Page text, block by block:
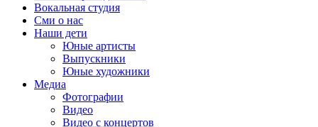
Вокальная студия
Сми о нас
Наши дети
Юные артисты
Выпускники
Юные художники
Медиа
Фотографии
Видео
Видео с концертов